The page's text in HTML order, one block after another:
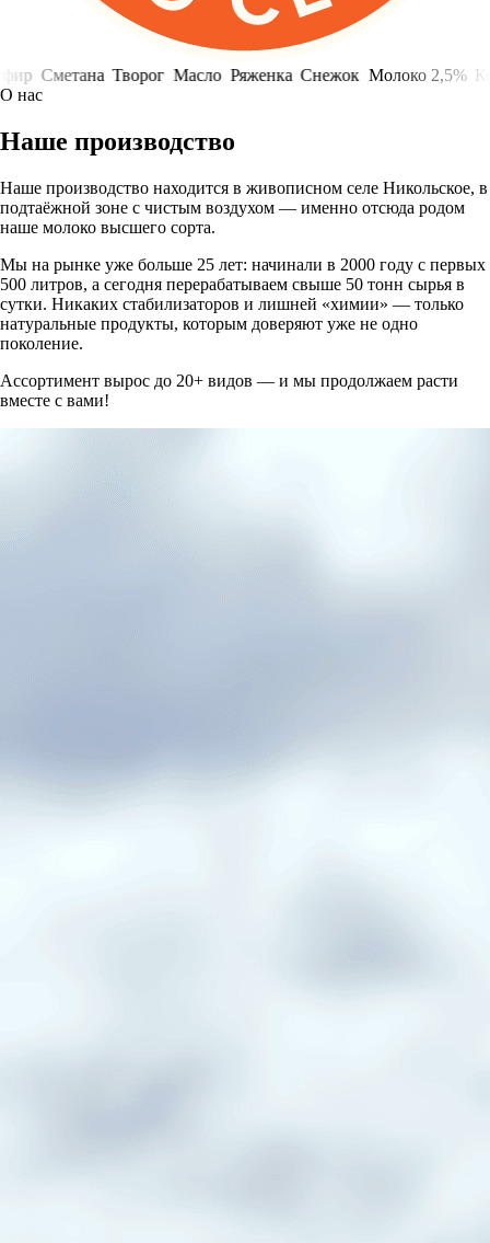
Сметана Творог Масло Ряженка Снежок Молоко 2,5%
О нас
Наше производство
Наше производство находится в живописном селе Никольское, в
подтаёжной зоне с чистым воздухом — именно отсюда родом
наше молоко высшего сорта.
Мы на рынке уже больше 25 лет: начинали в 2000 году с первых
500 литров, а сегодня перерабатываем свыше 50 тонн сырья в
сутки. Никаких стабилизаторов и лишней «химии» — только
натуральные продукты, которым доверяют уже не одно
поколение.
Ассортимент вырос до 20+ видов — и мы продолжаем расти
вместе с вами!